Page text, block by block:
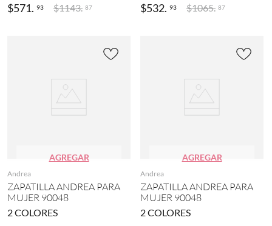
$571. 93 $1143. 87 $532. 93 $1065. 87
AGREGAR
Andrea
ZAPATILLA ANDREA PARA
MUJER 90048
2COLORES
AGREGAR
Andrea
ZAPATILLA ANDREA PARA
MUJER 90048
2COLORES